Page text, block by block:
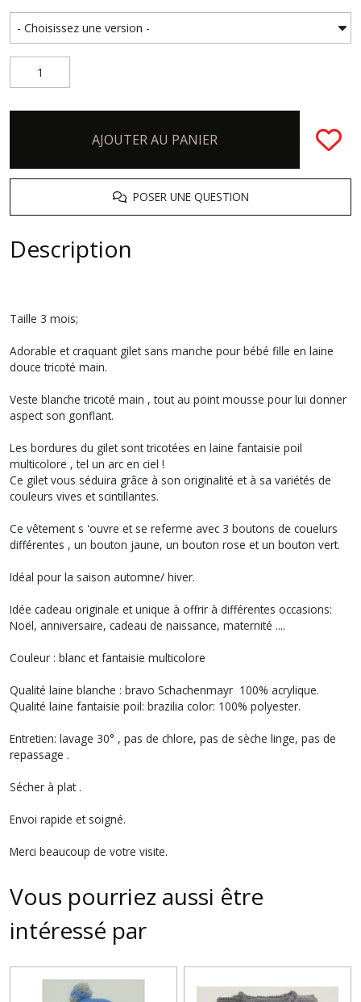
AJOUTER AU PANIER
POSER UNE QUESTION
Description
Taille 3 mois;
Adorable et craquant gilet sans manche pour bébé fille en laine
douce tricoté main.
Veste blanche tricoté main , tout au point mousse pour lui donner
aspect son gonflant.
Les bordures du gilet sont tricotées en laine fantaisie poil
multicolore , tel un arc en ciel !
Ce gilet vous séduira grâce à son originalité et à sa variétés de
couleurs vives et scintillantes.
Ce vêtement s 'ouvre et se referme avec 3 boutons de couelurs
différentes , un bouton jaune, un bouton rose et un bouton vert.
Idéal pour la saison automne/ hiver.
Idée cadeau originale et unique à offrir à différentes occasions:
Noël, anniversaire, cadeau de naissance, maternité ....
Couleur : blanc et fantaisie multicolore
Qualité laine blanche : bravo Schachenmayr 100% acrylique.
Qualité laine fantaisie poil: brazilia color: 100% polyester.
Entretien: lavage 30° , pas de chlore, pas de sèche linge, pas de
repassage .
Sécher à plat .
Envoi rapide et soigné.
Merci beaucoup de votre visite.
Vous pourriez aussi être
intéressé par